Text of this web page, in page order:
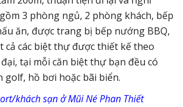
3 phòng ngủ, 2 phòng khách, bếp
ăn, được trang bị bếp nướng BBQ,
cả các biệt thự được thiết kế theo
tại mỗi căn biệt thự bạn đều có
golf, hồ bơi hoặc bãi biển.
khách sạn ở Mũi Né Phan Thiết